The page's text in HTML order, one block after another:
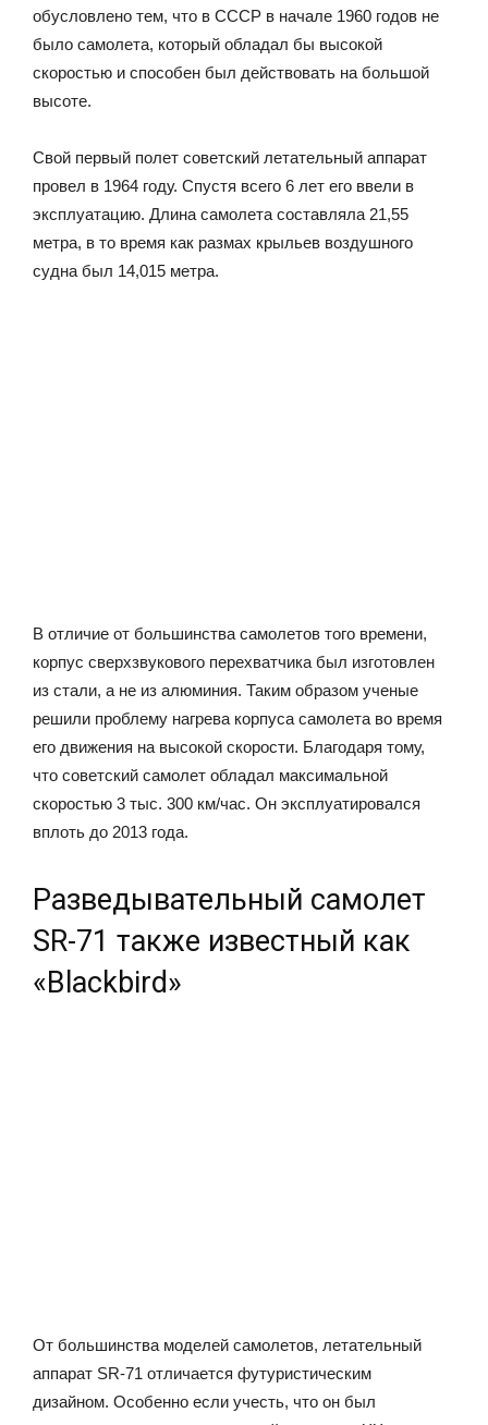
обусловлено тем, что в СССР в начале 1960 годов не
было самолета, который обладал бы высокой
скоростью и способен был действовать на большой
высоте.
Свой первый полет советский летательный аппарат
провел в 1964 году. Спустя всего 6 лет его ввели в
эксплуатацию. Длина самолета составляла 21,55
метра, в то время как размах крыльев воздушного
судна был 14,015 метра.
В отличие от большинства самолетов того времени,
корпус сверхзвукового перехватчика был изготовлен
из стали, а не из алюминия. Таким образом ученые
решили проблему нагрева корпуса самолета во время
его движения на высокой скорости. Благодаря тому,
что советский самолет обладал максимальной
скоростью 3 тыс. 300 км/час. Он эксплуатировался
вплоть до 2013 года.
Разведывательный самолет
SR-71 также известный как
«Blackbird»
От большинства моделей самолетов, летательный
аппарат SR-71 отличается футуристическим
дизайном. Особенно если учесть, что он был